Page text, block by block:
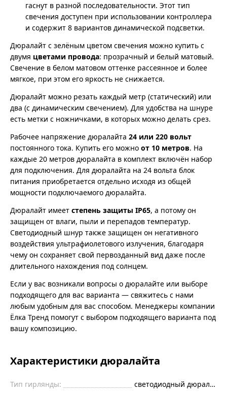
гаснут в разной последовательности. Этот тип
свечения доступен при использовании контроллера
и содержит 8 вариантов динамической подсветки.
Дюралайт с зелёным цветом свечения можно купить с
двумя цветами провода: прозрачный и белый матовый.
Свечение в белом матовом оттенке рассеянное и более
мягкое, при этом его яркость не снижается.
Дюралайт можно резать каждый метр (статический) или
два (с динамическим свечением). Для удобства на шнуре
есть метки с ножничками, в которых можно делать срез.
Рабочее напряжение дюралайта 24 или 220 вольт
постоянного тока. Купить его можно от 10 метров. На
каждые 20 метров дюралайта в комплект включён набор
для подключения. Для дюралайта на 24 вольта блок
питания приобретается отдельно исходя из общей
мощности подключаемого дюралайта.
Дюралайт имеет степень защиты IP65, а потому он
защищен от влаги, пыли и перепадов температур.
Светодиодный шнур также защищен он негативного
воздействия ультрафиолетового излучения, благодаря
чему он сохраняет свой первозданный вид даже после
длительного нахождения под солнцем.
Если у вас возникали вопросы о дюралайте или выборе
подходящего для вас варианта — свяжитесь с нами
любым удобным для вас способом. Менеджеры компании
Ёлка Тренд помогут с выбором подходящего варианта под
вашу композицию.
Характеристики дюралайта
Тип гирлянды:
светодиодный дюралайт